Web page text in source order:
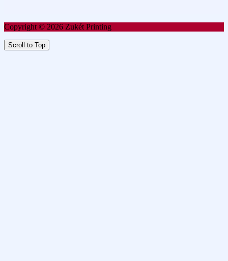
Copyright © 2026 Zukét Printing
Scroll to Top